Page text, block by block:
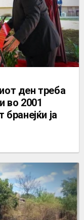
ден треба
во 2001
ја